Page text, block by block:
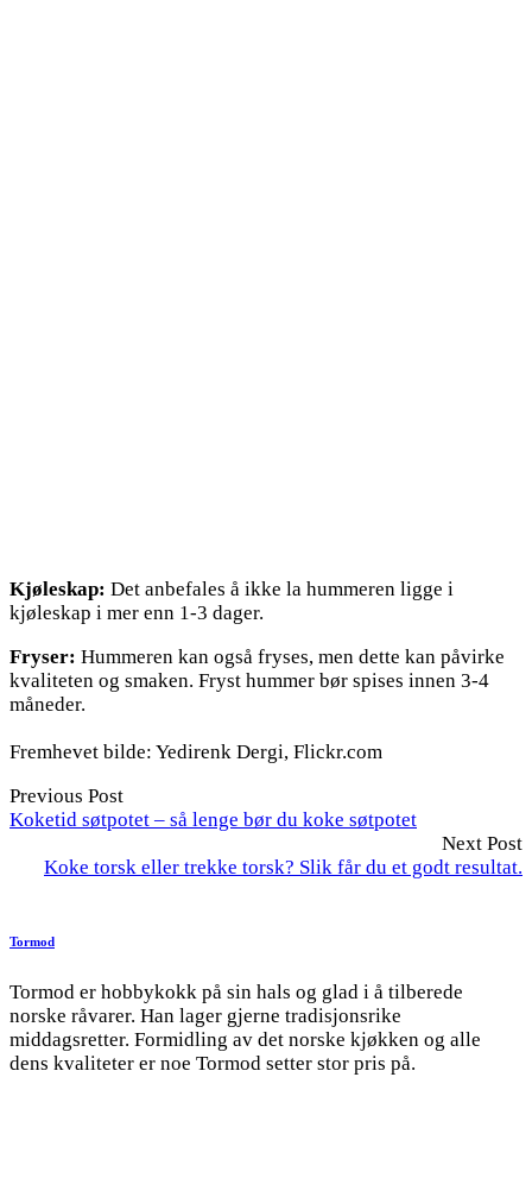
Kjøleskap: Det anbefales å ikke la hummeren ligge i
kjøleskap i mer enn 1-3 dager.
Fryser: Hummeren kan også fryses, men dette kan påvirke
kvaliteten og smaken. Fryst hummer bør spises innen 3-4
måneder.
Fremhevet bilde: Yedirenk Dergi, Flickr.com
Previous Post
Koketid søtpotet – så lenge bør du koke søtpotet
Next Post
Koke torsk eller trekke torsk? Slik får du et godt resultat.
Tormod
Tormod er hobbykokk på sin hals og glad i å tilberede
norske råvarer. Han lager gjerne tradisjonsrike
middagsretter. Formidling av det norske kjøkken og alle
dens kvaliteter er noe Tormod setter stor pris på.